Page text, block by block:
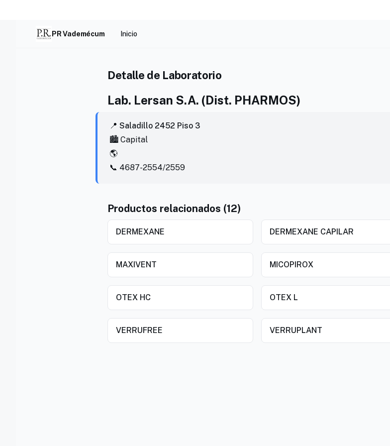
PR Vademécum Inicio
Detalle de Laboratorio
Lab. Lersan S.A. (Dist. PHARMOS)
📍 Saladillo 2452 Piso 3
🏙️ Capital
🌎
📞 4687-2554/2559
Productos relacionados (12)
DERMEXANE DERMEXANE CAPILAR
MAXIVENT MICOPIROX
OTEX HC OTEX L
VERRUFREE VERRUPLANT